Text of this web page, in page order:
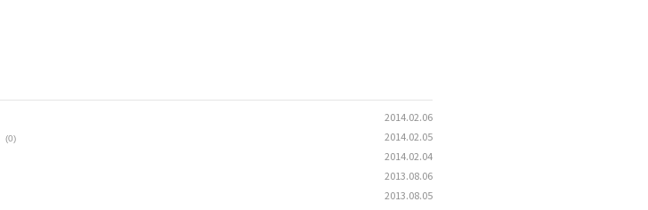
2014.02.06
(0) 2014.02.05
2014.02.04
2013.08.06
2013.08.05